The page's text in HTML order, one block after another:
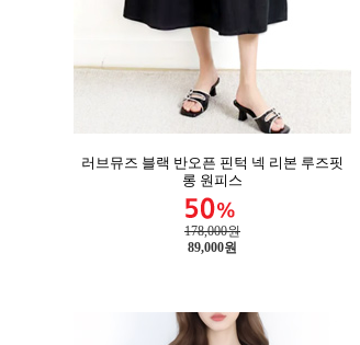
러브뮤즈 블랙 반오픈 핀턱 넥 리본 루즈핏
롱 원피스
178,000원
89,000원